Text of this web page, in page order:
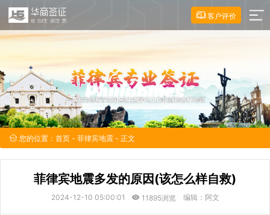
客户评价
您的位置： 首页 - 菲律宾地震 - 正文
菲律宾地震多发的原因(该怎么样自救)
2024-12-10 05:00:01 11895浏览 编辑：阿文